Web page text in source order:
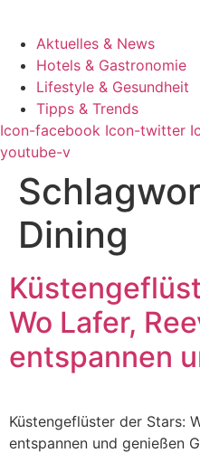
Aktuelles & News
Hotels & Gastronomie
Lifestyle & Gesundheit
Tipps & Trends
Icon-facebook Icon-twitter
youtube-v
Dining
Wo Lafer,
entspannen
Küstengeflüster der Stars:
entspannen und genießen